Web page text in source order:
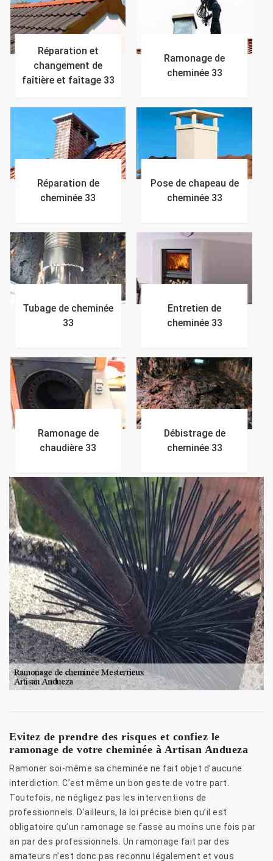
Réparation et
changement de
faîtière et faîtage 33
Ramonage de
cheminée 33
Réparation de
cheminée 33
Pose de chapeau de
cheminée 33
Tubage de cheminée
33
Entretien de
cheminée 33
Ramonage de
chaudière 33
Débistrage de
cheminée 33
Evitez de prendre des risques et confiez le
ramonage de votre cheminée à Artisan Andueza
Ramoner soi-même sa cheminée ne fait objet d’aucune
interdiction. C’est même un bon geste de votre part.
Toutefois, ne négligez pas les interventions de
professionnels. D’ailleurs, la loi précise bien qu’il est
obligatoire qu’un ramonage se fasse au moins une fois par
an par des professionnels. Un ramonage fait par des
amateurs n’est donc pas reconnu légalement et vous